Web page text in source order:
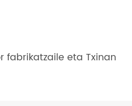
fabrikatzaile eta Txinan